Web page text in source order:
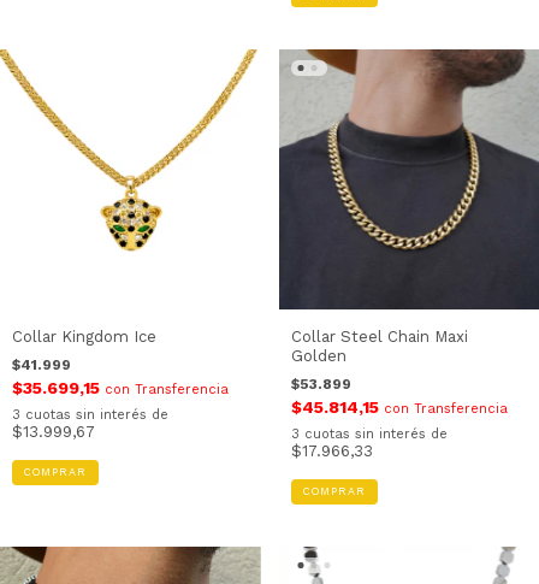
Collar Kingdom Ice
$41.999
$35.699,15 con Transferencia
3 cuotas sin interés de
$13.999,67
COMPRAR
Collar Steel Chain Maxi
Golden
$53.899
$45.814,15 con Transferencia
3 cuotas sin interés de
$17.966,33
COMPRAR